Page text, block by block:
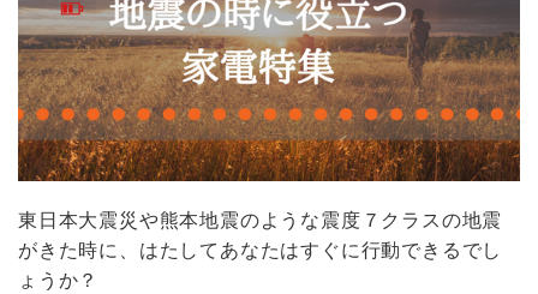
東日本大震災や熊本地震のような震度７クラスの地震
がきた時に、はたしてあなたはすぐに行動できるでし
ょうか？